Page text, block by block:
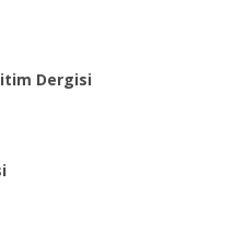
Dergisi